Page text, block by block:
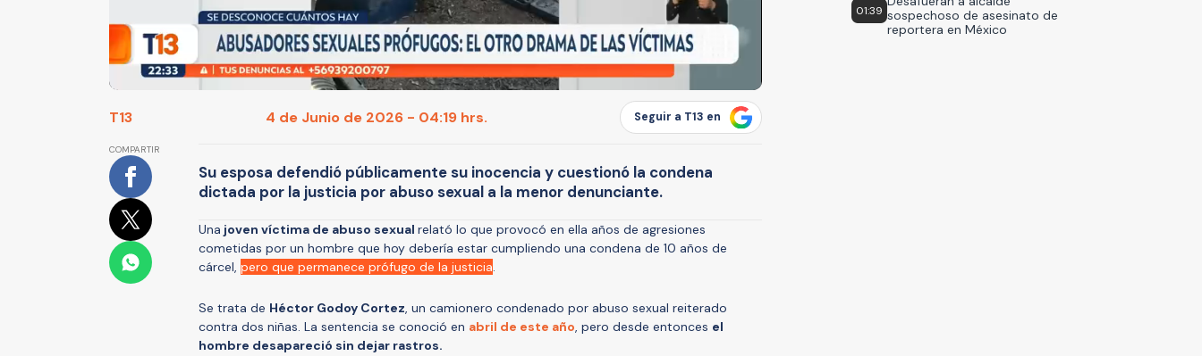
T13 4 de Junio de 2026 - 04:19 hrs. Seguir a T13 en
COMPARTIR
Su esposa defendió públicamente su inocencia y cuestionó la condena
dictada por la justicia por abuso sexual a la menor denunciante.
Una joven víctima de abuso sexual relató lo que provocó en ella años de agresiones
cometidas por un hombre que hoy debería estar cumpliendo una condena de 10 años de
cárcel, pero que permanece prófugo de la justicia.
Se trata de Héctor Godoy Cortez, un camionero condenado por abuso sexual reiterado
contra dos niñas. La sentencia se conoció en abril de este año, pero desde entonces el
hombre desapareció sin dejar rastros.
01:39 sospechoso de asesinato de
reportera en México